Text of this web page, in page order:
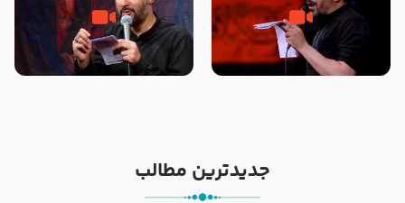
تک ، عبّاس، صاحب دل‌هاست –
حاج حنیف طاهری – عزاداری شب
من غلام نوکراتم من عاشق کربلاتم
– شور زمینه – شب هفتم – محرم
جدیدترین مطالب